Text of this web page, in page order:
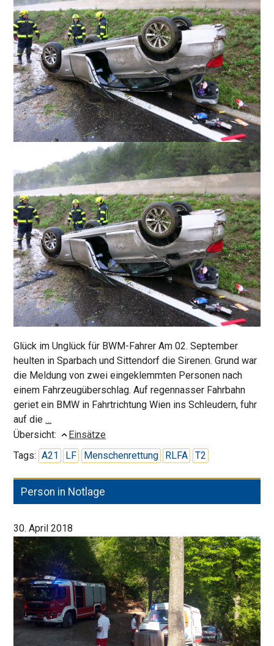
Glück im Unglück für BWM-Fahrer Am 02. September
heulten in Sparbach und Sittendorf die Sirenen. Grund war
die Meldung von zwei eingeklemmten Personen nach
einem Fahrzeugüberschlag. Auf regennasser Fahrbahn
geriet ein BMW in Fahrtrichtung Wien ins Schleudern, fuhr
auf die…
Menschenrettung
auf
A21
Übersicht:
Einsätze
Tags: A21 LF Menschenrettung RLFA T2
Person in Notlage
30. April 2018